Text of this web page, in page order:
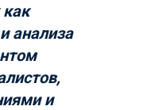
как
анализа
и